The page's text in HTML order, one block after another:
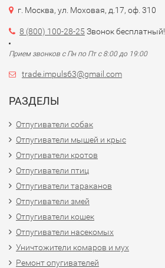
г. Москва, ул. Моховая, д.17, оф. 310
8 (800) 100-28-25 Звонок бесплатный!
Прием звонков с Пн по Пт с 8:00 до 19:00
trade.impuls63@gmail.com
РАЗДЕЛЫ
Отпугиватели собак
Отпугиватели мышей и крыс
Отпугиватели кротов
Отпугиватели птиц
Отпугиватели тараканов
Отпугиватели змей
Отпугиватели кошек
Отпугиватели насекомых
Уничтожители комаров и мух
Ремонт опугивателей